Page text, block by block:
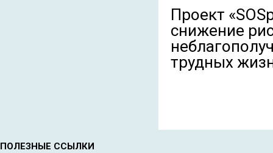
Проект
снижение
трудных
ПОЛЕЗНЫЕ ССЫЛКИ